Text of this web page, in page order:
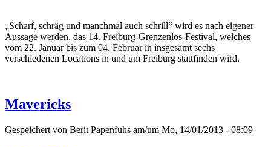
„Scharf, schräg und manchmal auch schrill“ wird es nach eigener
Aussage werden, das 14. Freiburg-Grenzenlos-Festival, welches
vom 22. Januar bis zum 04. Februar in insgesamt sechs
verschiedenen Locations in und um Freiburg stattfinden wird.
Mavericks
Gespeichert von Berit Papenfuhs am/um Mo, 14/01/2013 - 08:09